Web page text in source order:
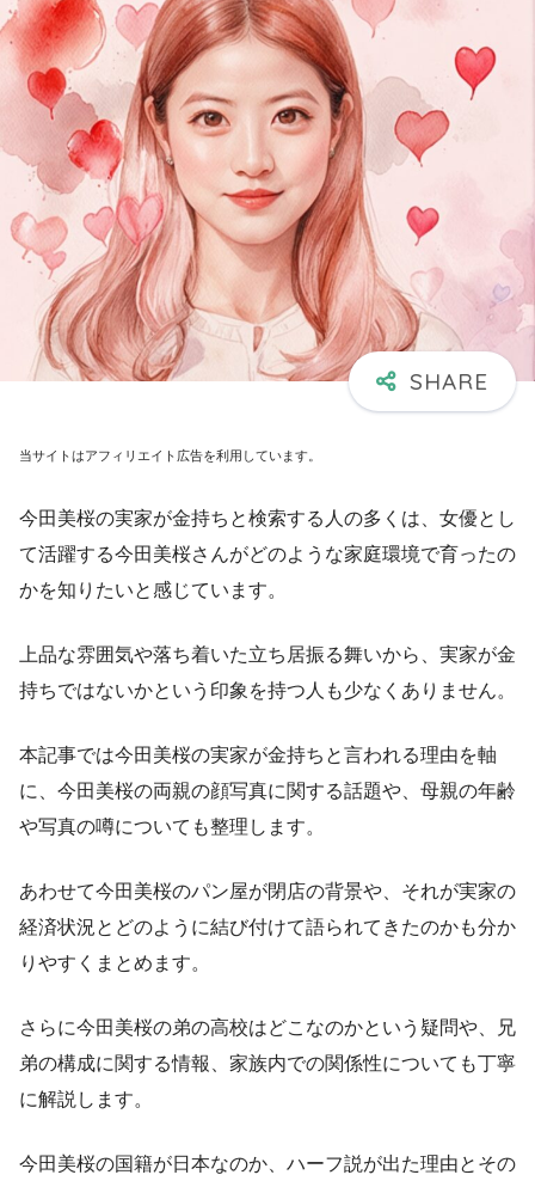
当サイトはアフィリエイト広告を利用しています。
今田美桜の実家が金持ちと検索する人の多くは、女優とし
て活躍する今田美桜さんがどのような家庭環境で育ったの
かを知りたいと感じています。
上品な雰囲気や落ち着いた立ち居振る舞いから、実家が金
持ちではないかという印象を持つ人も少なくありません。
本記事では今田美桜の実家が金持ちと言われる理由を軸
に、今田美桜の両親の顔写真に関する話題や、母親の年齢
や写真の噂についても整理します。
あわせて今田美桜のパン屋が閉店の背景や、それが実家の
経済状況とどのように結び付けて語られてきたのかも分か
りやすくまとめます。
さらに今田美桜の弟の高校はどこなのかという疑問や、兄
弟の構成に関する情報、家族内での関係性についても丁寧
に解説します。
今田美桜の国籍が日本なのか、ハーフ説が出た理由とその